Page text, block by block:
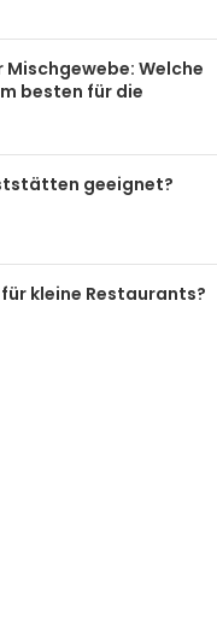
Welche
besten für die
geeignet?
kleine Restaurants?